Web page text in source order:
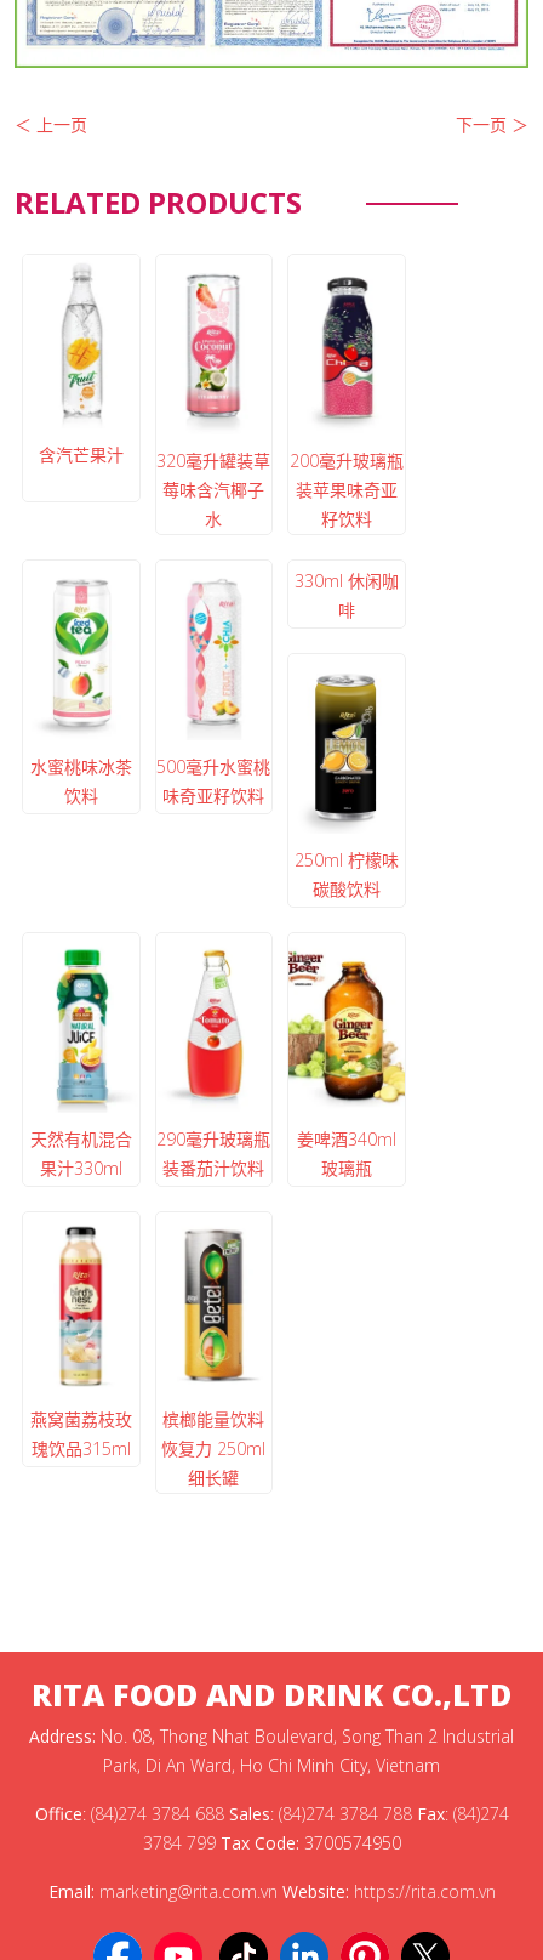
＜ 上一页 下一页 ＞
RELATED PRODUCTS
含汽芒果汁
320毫升罐装草
莓味含汽椰子
水
200毫升玻璃瓶
装苹果味奇亚
籽饮料
水蜜桃味冰茶
饮料
500毫升水蜜桃
味奇亚籽饮料
330ml 休闲咖
啡
250ml 柠檬味
碳酸饮料
天然有机混合
果汁330ml
290毫升玻璃瓶
装番茄汁饮料
姜啤酒340ml
玻璃瓶
燕窝菌荔枝玫
瑰饮品315ml
槟榔能量饮料
恢复力 250ml
细长罐
RITA FOOD AND DRINK CO.,LTD
Address: No. 08, Thong Nhat Boulevard, Song Than 2 Industrial
Park, Di An Ward, Ho Chi Minh City, Vietnam
Office: (84)274 3784 688 Sales: (84)274 3784 788 Fax: (84)274
3784 799 Tax Code: 3700574950
Email: marketing@rita.com.vn Website: https://rita.com.vn